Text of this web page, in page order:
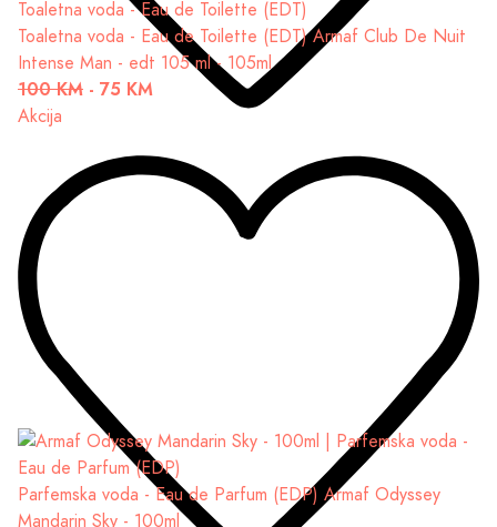
Toaletna voda - Eau de Toilette (EDT) Armaf Club De Nuit
Intense Man - edt 105 ml - 105ml
100 KM - 75 KM
Akcija
Parfemska voda - Eau de Parfum (EDP) Armaf Odyssey
Mandarin Sky - 100ml